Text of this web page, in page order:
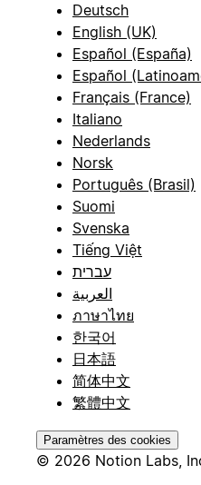
Deutsch
English (UK)
Español (España)
Español
Français (France)
Italiano
Nederlands
Norsk
Português (Brasil)
Suomi
Svenska
Tiếng Việt
עברית
العربية
ภาษาไทย
한국어
日本語
简体中文
繁體中文
Paramètres des cookies
© 2026 Notion Labs,